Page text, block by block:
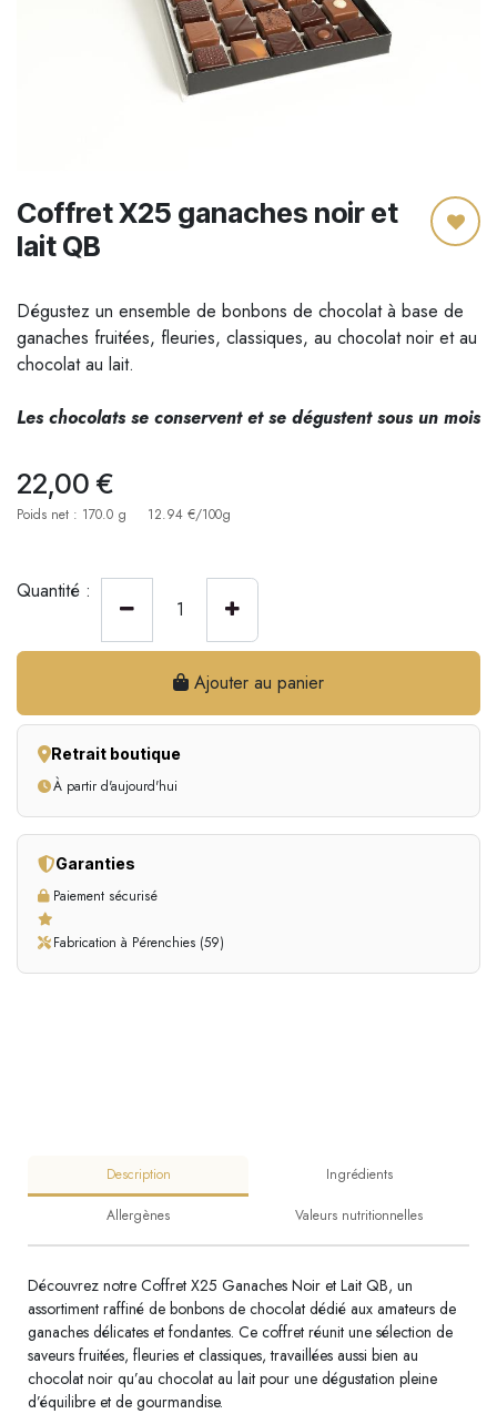
Coffret X25 ganaches noir et
lait QB
Dégustez un ensemble de bonbons de chocolat à base de
ganaches fruitées, fleuries, classiques, au chocolat noir et au
chocolat au lait.
Les chocolats se conservent et se dégustent sous un mois
22,00 €
Poids net : 170.0 g 12.94 €/100g
Quantité :
Ajouter au panier
Retrait boutique
À partir d'aujourd'hui
Garanties
Paiement sécurisé
Fabrication à Pérenchies (59)
Description Ingrédients
Allergènes Valeurs nutritionnelles
Découvrez notre Coffret X25 Ganaches Noir et Lait QB, un
assortiment raffiné de bonbons de chocolat dédié aux amateurs de
ganaches délicates et fondantes. Ce coffret réunit une sélection de
saveurs fruitées, fleuries et classiques, travaillées aussi bien au
chocolat noir qu’au chocolat au lait pour une dégustation pleine
d’équilibre et de gourmandise.